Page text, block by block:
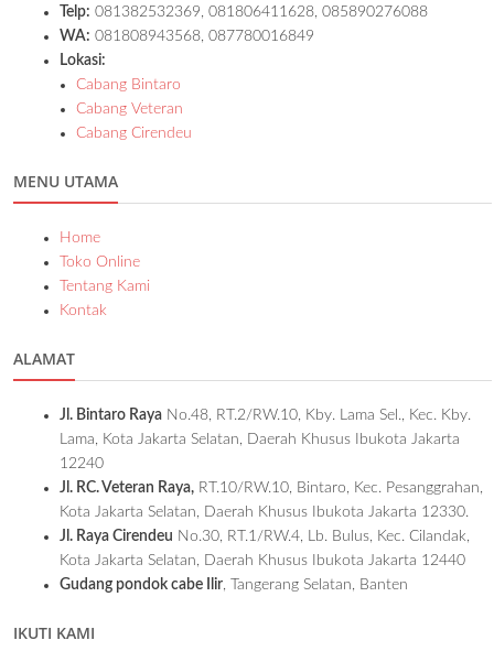
Telp: 081382532369, 081806411628, 085890276088
WA: 081808943568, 087780016849
Lokasi:
Cabang Bintaro
Cabang Veteran
Cabang Cirendeu
MENU UTAMA
Home
Toko Online
Tentang Kami
Kontak
ALAMAT
Jl. Bintaro Raya No.48, RT.2/RW.10, Kby. Lama Sel., Kec. Kby.
Lama, Kota Jakarta Selatan, Daerah Khusus Ibukota Jakarta
12240
Jl. RC. Veteran Raya, RT.10/RW.10, Bintaro, Kec. Pesanggrahan,
Kota Jakarta Selatan, Daerah Khusus Ibukota Jakarta 12330.
Jl. Raya Cirendeu No.30, RT.1/RW.4, Lb. Bulus, Kec. Cilandak,
Kota Jakarta Selatan, Daerah Khusus Ibukota Jakarta 12440
Gudang pondok cabe Ilir, Tangerang Selatan, Banten
IKUTI KAMI